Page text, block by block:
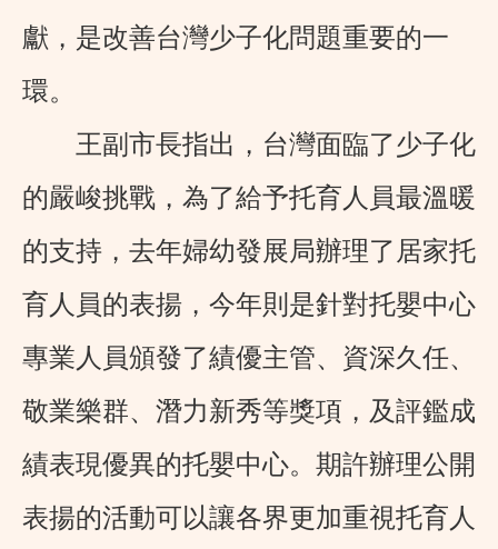
獻，是改善台灣少子化問題重要的一
環。
王副市長指出，台灣面臨了少子化
的嚴峻挑戰，為了給予托育人員最溫暖
的支持，去年婦幼發展局辦理了居家托
育人員的表揚，今年則是針對托嬰中心
專業人員頒發了績優主管、資深久任、
敬業樂群、潛力新秀等獎項，及評鑑成
績表現優異的托嬰中心。期許辦理公開
表揚的活動可以讓各界更加重視托育人